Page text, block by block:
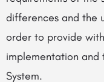
differences and the
order to provide
implementation
System.